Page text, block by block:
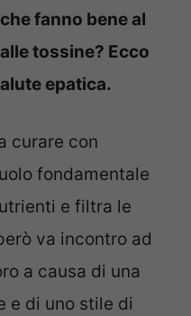
fanno bene al
tossine? Ecco
epatica.
curare con
fondamentale
e filtra le
va incontro ad
a causa di una
e di uno stile di